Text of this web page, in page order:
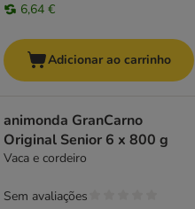
6,64 €
Adicionar ao carrinho
animonda GranCarno
Original Senior 6 x 800 g
Vaca e cordeiro
Sem avaliações